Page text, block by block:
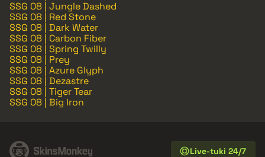
SSG 08 | Jungle Dashed
SSG 08 | Red Stone
SSG 08 | Dark Water
SSG 08 | Carbon Fiber
SSG 08 | Spring Twilly
SSG 08 | Prey
SSG 08 | Azure Glyph
SSG 08 | Dezastre
SSG 08 | Tiger Tear
SSG 08 | Big Iron
Live-tuki 24/7